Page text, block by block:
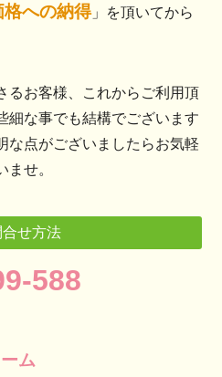
への納得」を頂いてから
るお客様、これからご利用頂
細な事でも結構でございます
な点がございましたらお気軽
ませ。
合せ方法
588
ム